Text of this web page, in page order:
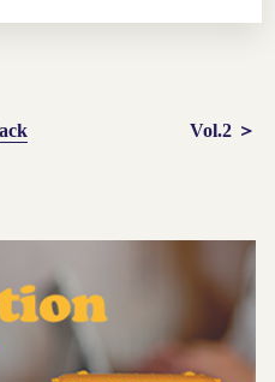
Vol.2 ＞